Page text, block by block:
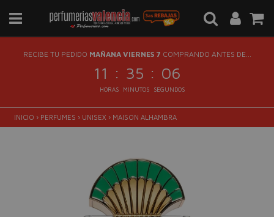
RECIBE TU PEDIDO MAÑANA VIERNES 7 COMPRANDO ANTES DE...
11 : 35 : 06
HORAS MINUTOS SEGUNDOS
INICIO › PERFUMES › UNISEX › MAISON ALHAMBRA